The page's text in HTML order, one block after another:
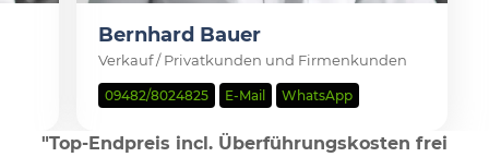
Bernhard Bauer
Verkauf / Privatkunden und Firmenkunden
09482/8024825 E-Mail WhatsApp
"Top-Endpreis incl. Überführungskosten frei